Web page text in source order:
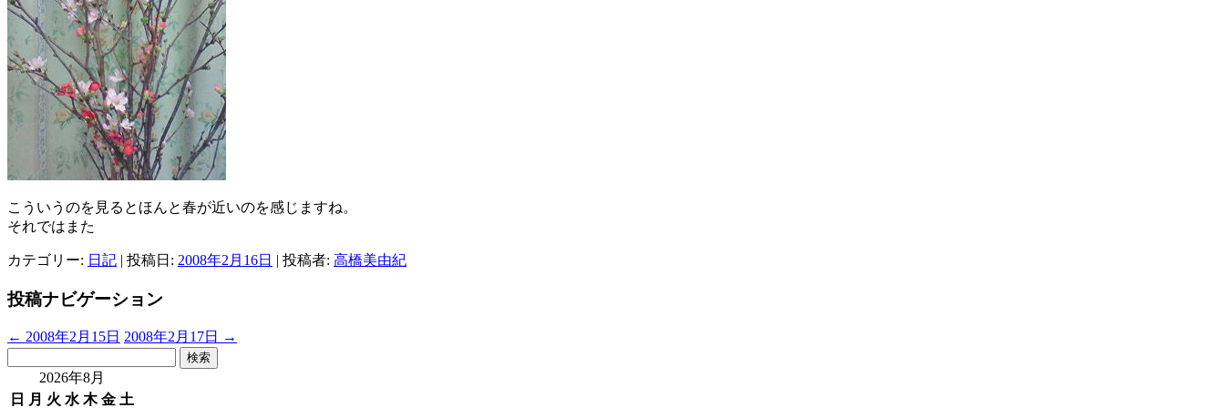
こういうのを見るとほんと春が近いのを感じますね。
それではまた
カテゴリー: 日記 | 投稿日: 2008年2月16日 | 投稿者: 高橋美由紀
投稿ナビゲーション
← 2008年2月15日 2008年2月17日
→
2026年8月
日
月 火 水 木 金 土